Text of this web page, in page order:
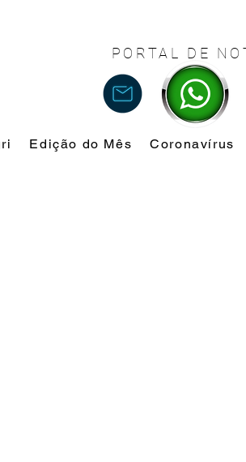
PORTAL DE
Edição do Mês Coronavírus